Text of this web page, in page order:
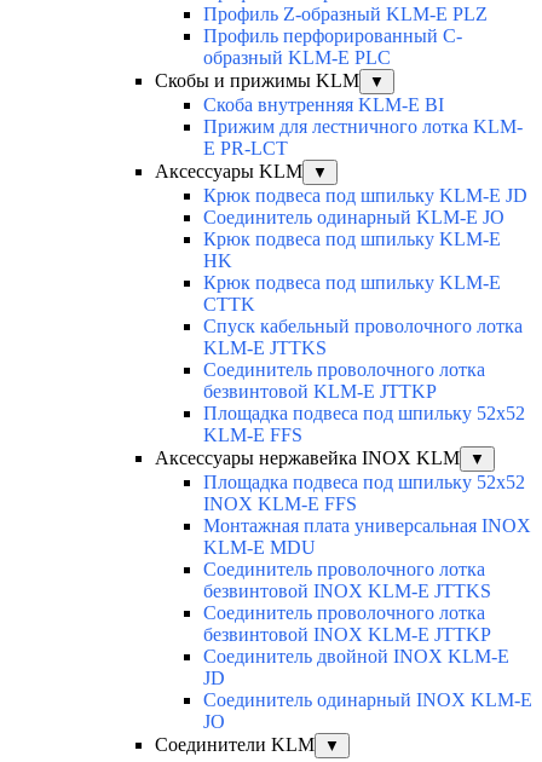
Профиль Z-образный KLM-E PLZ
Профиль перфорированный C-
образный KLM-E PLC
Скобы и прижимы KLM
▼
Скоба внутренняя KLM-E BI
Прижим для лестничного лотка KLM-
E PR-LCT
Аксессуары KLM
▼
Крюк подвеса под шпильку KLM-E JD
Соединитель одинарный KLM-E JO
Крюк подвеса под шпильку KLM-E
HK
Крюк подвеса под шпильку KLM-E
CTTK
Спуск кабельный проволочного лотка
KLM-E JTTKS
Соединитель проволочного лотка
безвинтовой KLM-E JTTKP
Площадка подвеса под шпильку 52x52
KLM-E FFS
Аксессуары нержавейка INOX KLM
▼
Площадка подвеса под шпильку 52x52
INOX KLM-E FFS
Монтажная плата универсальная INOX
KLM-E MDU
Соединитель проволочного лотка
безвинтовой INOX KLM-E JTTKS
Соединитель проволочного лотка
безвинтовой INOX KLM-E JTTKP
Соединитель двойной INOX KLM-E
JD
Соединитель одинарный INOX KLM-E
JO
Соединители KLM
▼